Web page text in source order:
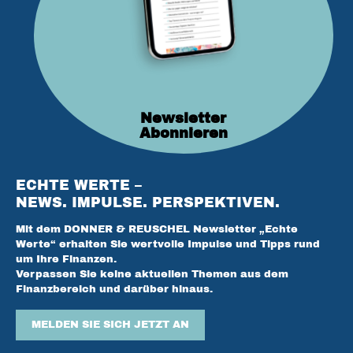
ECHTE WERTE –
NEWS. IMPULSE. PERSPEKTIVEN.
Mit dem DONNER & REUSCHEL Newsletter „Echte
Werte“ erhalten Sie wertvolle Impulse und Tipps rund
um Ihre Finanzen.
Verpassen Sie keine aktuellen Themen aus dem
Finanzbereich und darüber hinaus.
MELDEN SIE SICH JETZT AN
Newsletter
Abonnieren